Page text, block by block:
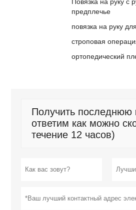
предплечье
повязка на руку
строповая
ортопедический
Получить
ответим как можно
течение 12 часов)